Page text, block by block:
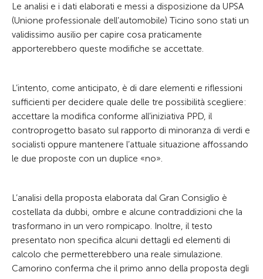
Le analisi e i dati elaborati e messi a disposizione da UPSA
(Unione professionale dell’automobile) Ticino sono stati un
validissimo ausilio per capire cosa praticamente
apporterebbero queste modifiche se accettate.
L’intento, come anticipato, è di dare elementi e riflessioni
sufficienti per decidere quale delle tre possibilità scegliere:
accettare la modifica conforme all’iniziativa PPD, il
controprogetto basato sul rapporto di minoranza di verdi e
socialisti oppure mantenere l’attuale situazione affossando
le due proposte con un duplice «no».
L’analisi della proposta elaborata dal Gran Consiglio è
costellata da dubbi, ombre e alcune contraddizioni che la
trasformano in un vero rompicapo. Inoltre, il testo
presentato non specifica alcuni dettagli ed elementi di
calcolo che permetterebbero una reale simulazione.
Camorino conferma che il primo anno della proposta degli